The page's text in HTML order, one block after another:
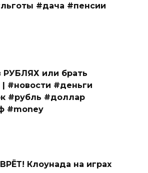
#дача #пенсии
РУБЛЯХ или брать
#деньги
#рубль #доллар
#money
Клоунада на играх